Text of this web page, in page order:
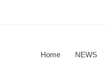
Home NEWS